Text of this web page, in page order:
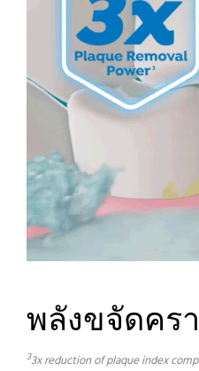
พลังขจัดคร
33x reduction of plaque index